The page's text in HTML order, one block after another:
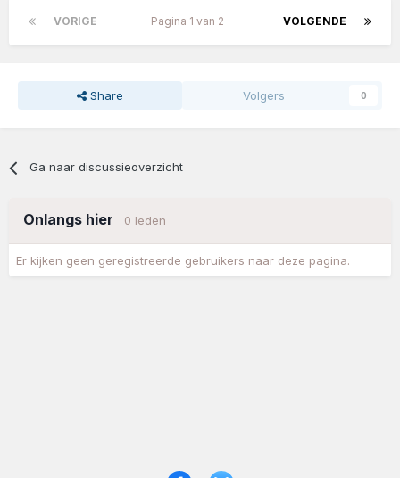
VORIGE VOLGENDE
Pagina 1 van 2
Share Volgers 0
Ga naar discussieoverzicht
Onlangs hier 0 leden
Er kijken geen geregistreerde gebruikers naar deze pagina.